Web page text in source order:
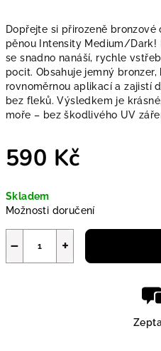
Dopřejte si přirozeně
pěnou Intensity Medium/Dark!
se snadno nanáší, rychle
pocit. Obsahuje jemný
rovnoměrnou aplikací a zajistí
bez fleků. Výsledkem je
moře – bez škodlivého UV
590 Kč
Skladem
Možnosti doručení
+
−